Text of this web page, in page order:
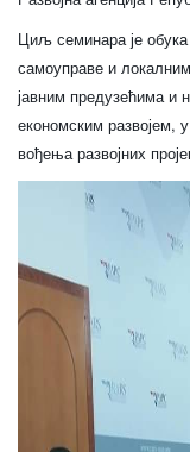
Састав
Службени
Вијести
Активности
Јавни позиви
Обавјештења
Заштита од
Циљ семинара је
самоуправе и локалним
јавним предузећима и
економским развојем,
вођења развојних